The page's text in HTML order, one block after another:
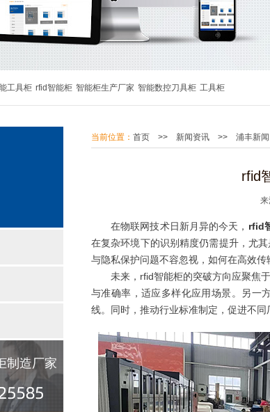
工具柜 rfid智能柜 智能柜生产厂家 智能数控刀具柜 工具柜
制造厂家
当前位置： 首页 >> 新闻资讯 >> 浦丰新闻
rfid
在物联网技术日新月异的今天， rfid
在复杂环境下的识别精度仍需提升，尤
与隐私保护问题不容忽视，如何在高效
未来，rfid智能柜的突破方向应聚焦
与准确率，适应多样化应用场景。另一
线。同时，推动行业标准制定，促进不